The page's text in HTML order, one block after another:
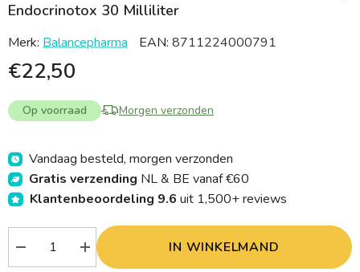
Endocrinotox 30 Milliliter
Merk: Balancepharma EAN: 8711224000791
€22,50
Op voorraad Morgen verzonden
Vandaag besteld, morgen verzonden
Gratis verzending NL & BE vanaf €60
Klantenbeoordeling 9.6 uit 1,500+ reviews
Verlaag
aantal
Verhoog
aantal
IN WINKELMAND